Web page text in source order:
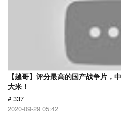
【越哥】评分最高的国产战争片，
大米！
# 337
2020-09-29 05:42